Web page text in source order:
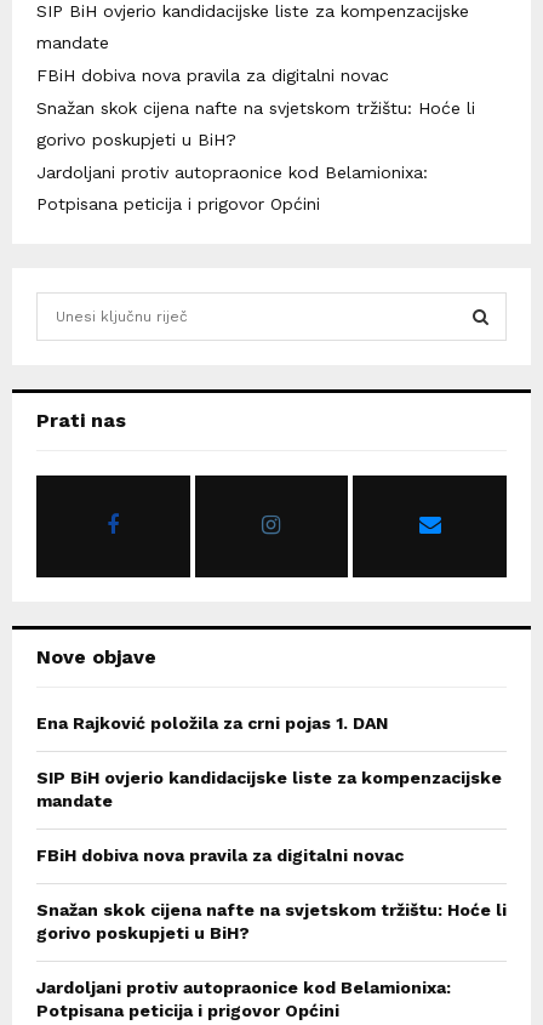
SIP BiH ovjerio kandidacijske liste za kompenzacijske
mandate
FBiH dobiva nova pravila za digitalni novac
Snažan skok cijena nafte na svjetskom tržištu: Hoće li
gorivo poskupjeti u BiH?
Jardoljani protiv autopraonice kod Belamionixa:
Potpisana peticija i prigovor Općini
hPrati nas
Nove objave
Ena Rajković položila za crni pojas 1. DAN
SIP BiH ovjerio kandidacijske liste za kompenzacijske
mandate
FBiH dobiva nova pravila za digitalni novac
Snažan skok cijena nafte na svjetskom tržištu: Hoće li
gorivo poskupjeti u BiH?
Jardoljani protiv autopraonice kod Belamionixa:
Potpisana peticija i prigovor Općini